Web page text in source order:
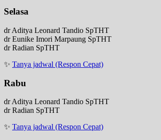
Selasa
dr Aditya Leonard Tandio SpTHT
dr Eunike Imori Marpaung SpTHT
dr Radian SpTHT
✨ Tanya jadwal (Respon Cepat)
Rabu
dr Aditya Leonard Tandio SpTHT
dr Radian SpTHT
✨ Tanya jadwal (Respon Cepat)